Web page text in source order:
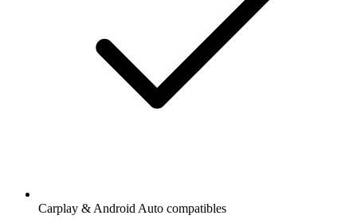
Carplay & Android Auto compatibles